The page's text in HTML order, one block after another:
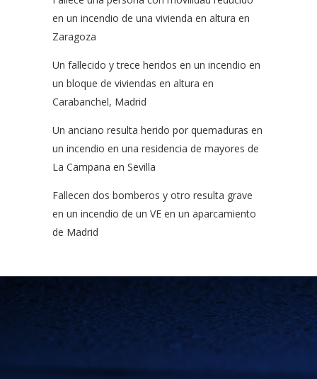
en un incendio de una vivienda en altura en
Zaragoza
Un fallecido y trece heridos en un incendio en
un bloque de viviendas en altura en
Carabanchel, Madrid
Un anciano resulta herido por quemaduras en
un incendio en una residencia de mayores de
La Campana en Sevilla
Fallecen dos bomberos y otro resulta grave
en un incendio de un VE en un aparcamiento
de Madrid